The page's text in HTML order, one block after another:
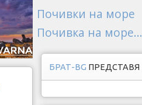
Почивки на море
Почивка на море...
БРАТ-BG ПРЕДСТАВЯ